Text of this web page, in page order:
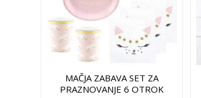
MAČJA ZABAVA SET ZA
PRAZNOVANJE 6 OTROK